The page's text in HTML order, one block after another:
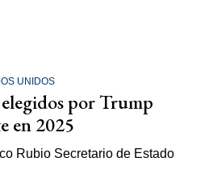
UNIDOS
por Trump
en 2025